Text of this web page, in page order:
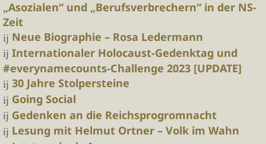
„Asozialen“ und „Berufsverbrechern“ in der NS-
Zeit
Neue Biographie – Rosa Ledermann
Internationaler Holocaust-Gedenktag und
#everynamecounts-Challenge 2023 [UPDATE]
30 Jahre Stolpersteine
Going Social
Gedenken an die Reichsprogromnacht
Lesung mit Helmut Ortner – Volk im Wahn